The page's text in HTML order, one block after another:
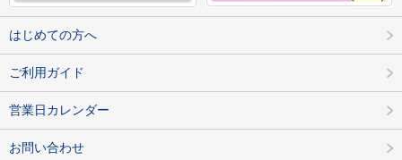
はじめての方へ
ご利用ガイド
営業日カレンダー
お問い合わせ